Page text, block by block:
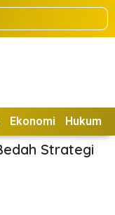
Ekonomi Hukum
Strategi